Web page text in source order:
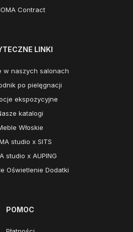
Contract
LINKI
w naszych salonach
po pielęgnacji
ekspozycyjne
katalogi
Włoskie
studio x SITS
studio x AUPING
Oświetlenie Dodatki
POMOC